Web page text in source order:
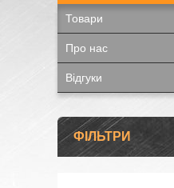
Товари
Про нас
Відгуки
ФІЛЬТРИ